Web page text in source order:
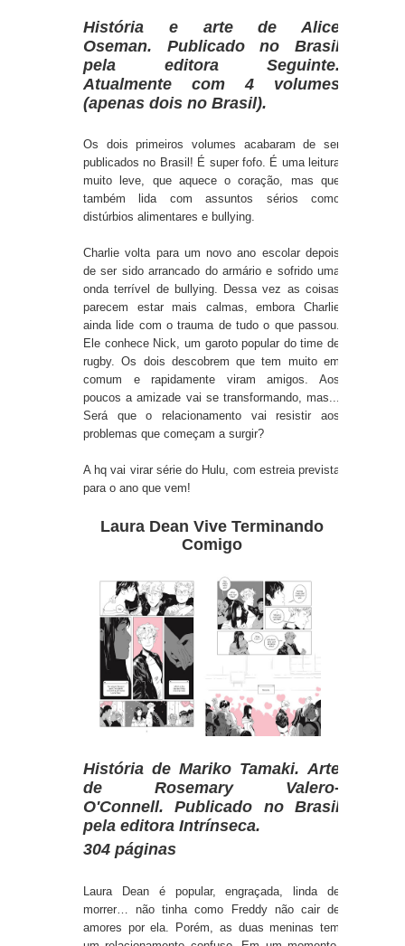
História e arte de Alice
Oseman. Publicado no Brasil
pela editora Seguinte.
Atualmente com 4 volumes
(apenas dois no Brasil).
Os dois primeiros volumes acabaram de ser
publicados no Brasil! É super fofo. É uma leitura
muito leve, que aquece o coração, mas que
também lida com assuntos sérios como
distúrbios alimentares e bullying.
Charlie volta para um novo ano escolar depois
de ser sido arrancado do armário e sofrido uma
onda terrível de bullying. Dessa vez as coisas
parecem estar mais calmas, embora Charlie
ainda lide com o trauma de tudo o que passou.
Ele conhece Nick, um garoto popular do time de
rugby. Os dois descobrem que tem muito em
comum e rapidamente viram amigos. Aos
poucos a amizade vai se transformando, mas...
Será que o relacionamento vai resistir aos
problemas que começam a surgir?
A hq vai virar série do Hulu, com estreia prevista
para o ano que vem!
Laura Dean Vive Terminando
Comigo
História de Mariko Tamaki. Arte
de Rosemary Valero-
O'Connell.Publicado no Brasil
pela editora Intrínseca.
304 páginas
Laura Dean é popular, engraçada, linda de
morrer… não tinha como Freddy não cair de
amores por ela. Porém, as duas meninas tem